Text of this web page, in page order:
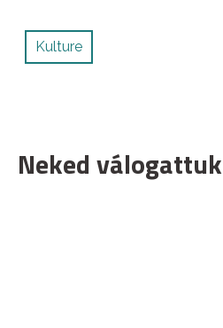
Kulture
Neked válogattuk